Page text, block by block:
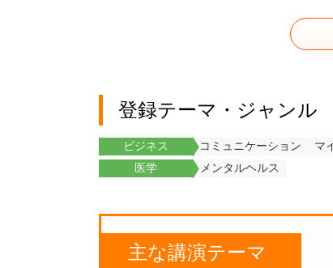
登録テーマ・ジャンル
ビジネス コミュニケーション
マ
医学
メンタルヘルス
主な講演テーマ